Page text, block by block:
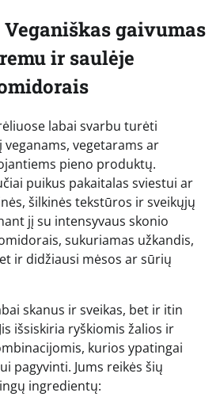
gaivumas
ir saulėje
labai svarbu turėti
vegetarams ar
pieno produktų.
puikus pakaitalas sviestui ar
šilkinės tekstūros ir sveikųjų
jį su intensyvaus skonio
sukuriamas užkandis,
ir didžiausi mėsos ar sūrių
skanus ir sveikas, bet ir itin
išsiskiria ryškiomis žalios ir
kurios ypatingai
pagyvinti. Jums reikės šių
ingredientų: